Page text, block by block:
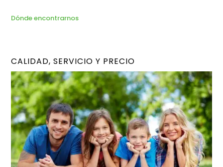
Dónde encontrarnos
CALIDAD, SERVICIO Y PRECIO